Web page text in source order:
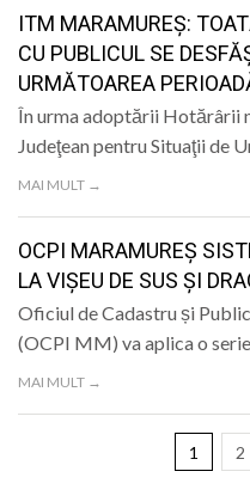
ITM MARAMUREŞ:
CU PUBLICUL SE
URMĂTOAREA
În urma adoptării Hotărârii
Judeţean pentru Situaţii de
MAI MULT →
OCPI MARAMUREȘ
LA VIȘEU DE SUS ȘI
Oficiul de Cadastru și
(OCPI MM) va aplica o
MAI MULT →
1 2